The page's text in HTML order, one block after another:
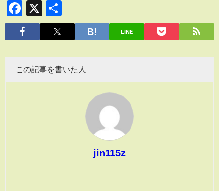
Facebook
X
有
LINE
この記事を書いた人
jin115z